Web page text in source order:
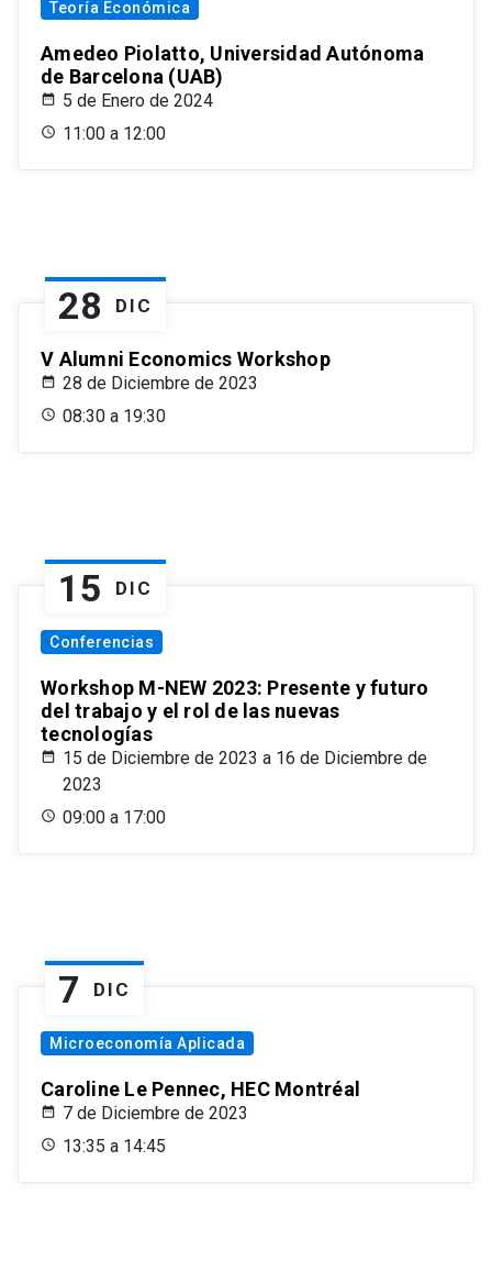
Teoría Económica
Amedeo Piolatto, Universidad Autónoma
de Barcelona (UAB)
5 de Enero de 2024
11:00 a 12:00
28 DIC
V Alumni Economics Workshop
28 de Diciembre de 2023
08:30 a 19:30
15 DIC
Conferencias
Workshop M-NEW 2023: Presente y futuro
del trabajo y el rol de las nuevas
tecnologías
15 de Diciembre de 2023 a 16 de Diciembre de
2023
09:00 a 17:00
7 DIC
Microeconomía Aplicada
Caroline Le Pennec, HEC Montréal
7 de Diciembre de 2023
13:35 a 14:45